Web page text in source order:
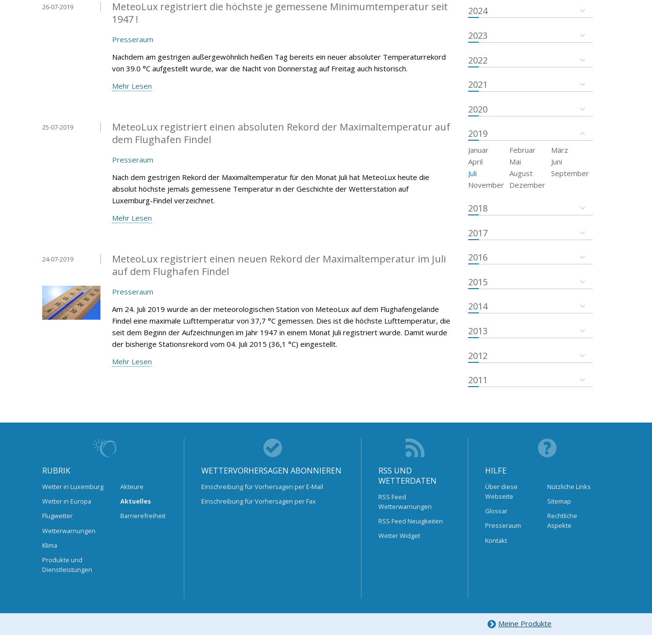
MeteoLux registriert die höchste je gemessene Minimumtemperatur seit
1947 !
26-07-2019
Presseraum
Nachdem am gestrigen außergewöhnlich heißen Tag bereits ein neuer absoluter Temperaturrekord
von 39.0 °C aufgestellt wurde, war die Nacht von Donnerstag auf Freitag auch historisch.
Mehr Lesen
MeteoLux registriert einen absoluten Rekord der Maximaltemperatur auf
dem Flughafen Findel
25-07-2019
Presseraum
Nach dem gestrigen Rekord der Maximaltemperatur für den Monat Juli hat MeteoLux heute die
absolut höchste jemals gemessene Temperatur in der Geschichte der Wetterstation auf
Luxemburg-Findel verzeichnet.
Mehr Lesen
MeteoLux registriert einen neuen Rekord der Maximaltemperatur im Juli
auf dem Flughafen Findel
24-07-2019
Presseraum
Am 24. Juli 2019 wurde an der meteorologischen Station von MeteoLux auf dem Flughafengelände
Findel eine maximale Lufttemperatur von 37,7 °C gemessen. Dies ist die höchste Lufttemperatur, die
seit dem Beginn der Aufzeichnungen im Jahr 1947 in einem Monat Juli registriert wurde. Damit wurde
der bisherige Stationsrekord vom 04. Juli 2015 (36,1 °C) eingestellt.
Mehr Lesen
2024
2023
2022
2021
2020
2019
Januar Februar
März
April
Mai
Juni
Juli
August
September
November
Dezember
2018
2017
2016
2015
2014
2013
2012
2011
RUBRIK
Wetter in Luxemburg
Wetter in Europa
Flugwetter
Wetterwarnungen
Klima
Produkte und
Dienstleistungen
Akteure
Aktuelles
Barrierefreiheit
WETTERVORHERSAGEN ABONNIEREN
Einschreibung für Vorhersagen per E-Mail
Einschreibung für Vorhersagen per Fax
RSS UND
WETTERDATEN
RSS Feed
Wetterwarnungen
RSS Feed Neuigkeiten
Wetter Widget
HILFE
Über diese
Webseite
Glossar
Presseraum
Kontakt
Nützliche Links
Sitemap
Rechtliche
Aspekte
Meine Produkte